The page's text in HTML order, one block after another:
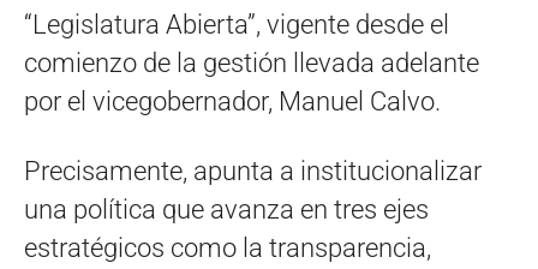
“Legislatura Abierta”, vigente desde el
comienzo de la gestión llevada adelante
por el vicegobernador, Manuel Calvo.
Precisamente, apunta a institucionalizar
una política que avanza en tres ejes
estratégicos como la transparencia,